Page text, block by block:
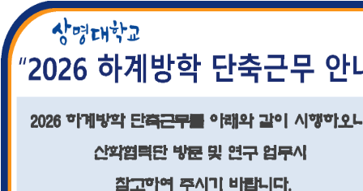
천안산학협력단